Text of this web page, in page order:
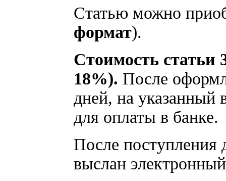
Статью можно
формат).
Стоимость статьи
18%). После
дней, на указанный
для оплаты в банке.
После поступления
выслан